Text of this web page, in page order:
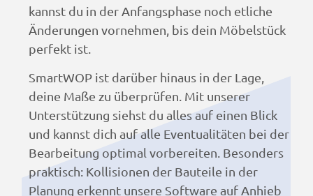
kannst du in der Anfangsphase noch etliche
Änderungen vornehmen, bis dein Möbelstück
perfekt ist.
SmartWOP ist darüber hinaus in der Lage,
deine Maße zu überprüfen. Mit unserer
Unterstützung siehst du alles auf einen Blick
und kannst dich auf alle Eventualitäten bei der
Bearbeitung optimal vorbereiten. Besonders
praktisch: Kollisionen der Bauteile in der
Planung erkennt unsere Software auf Anhieb